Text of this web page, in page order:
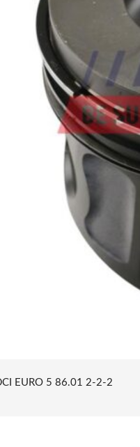
EURO 5 86.01 2-2-2